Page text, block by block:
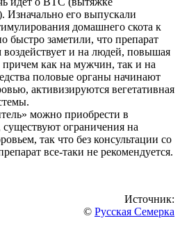
Изначально его выпускали
домашнего скота к
быстро заметили, что препарат
и на людей, повышая
как на мужчин, так и на
половые органы начинают
активизируются вегетативная
можно приобрести в
ограничения на
так что без консультации со
все-таки не рекомендуется.
Источник:
© Русская Семерка